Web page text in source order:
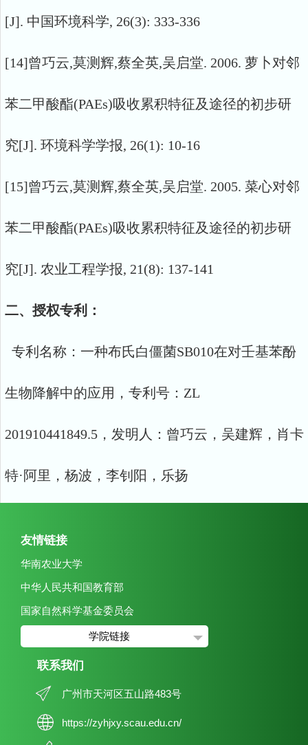
[J]. 中国环境科学, 26(3): 333-336
[14]曾巧云,莫测辉,蔡全英,吴启堂. 2006. 萝卜对邻
苯二甲酸酯(PAEs)吸收累积特征及途径的初步研
究[J]. 环境科学学报, 26(1): 10-16
[15]曾巧云,莫测辉,蔡全英,吴启堂. 2005. 菜心对邻
苯二甲酸酯(PAEs)吸收累积特征及途径的初步研
究[J]. 农业工程学报, 21(8): 137-141
二、授权专利：
专利名称：一种布氏白僵菌SB010在对壬基苯酚
生物降解中的应用，专利号：ZL
201910441849.5，发明人：曾巧云，吴建辉，肖卡
特·阿里，杨波，李钊阳，乐扬
友情链接
华南农业大学
中华人民共和国教育部
国家自然科学基金委员会
学院链接
联系我们
广州市天河区五山路483号
https://zyhjxy.scau.edu.cn/